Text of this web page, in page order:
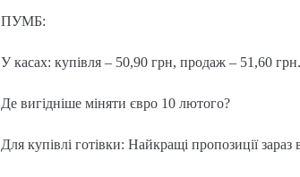
ПУМБ:
У касах: купівля – 50,90 грн, продаж – 51,60 грн.
Де вигідніше міняти євро 10 лютого?
Для купівлі готівки: Найкращі пропозиції